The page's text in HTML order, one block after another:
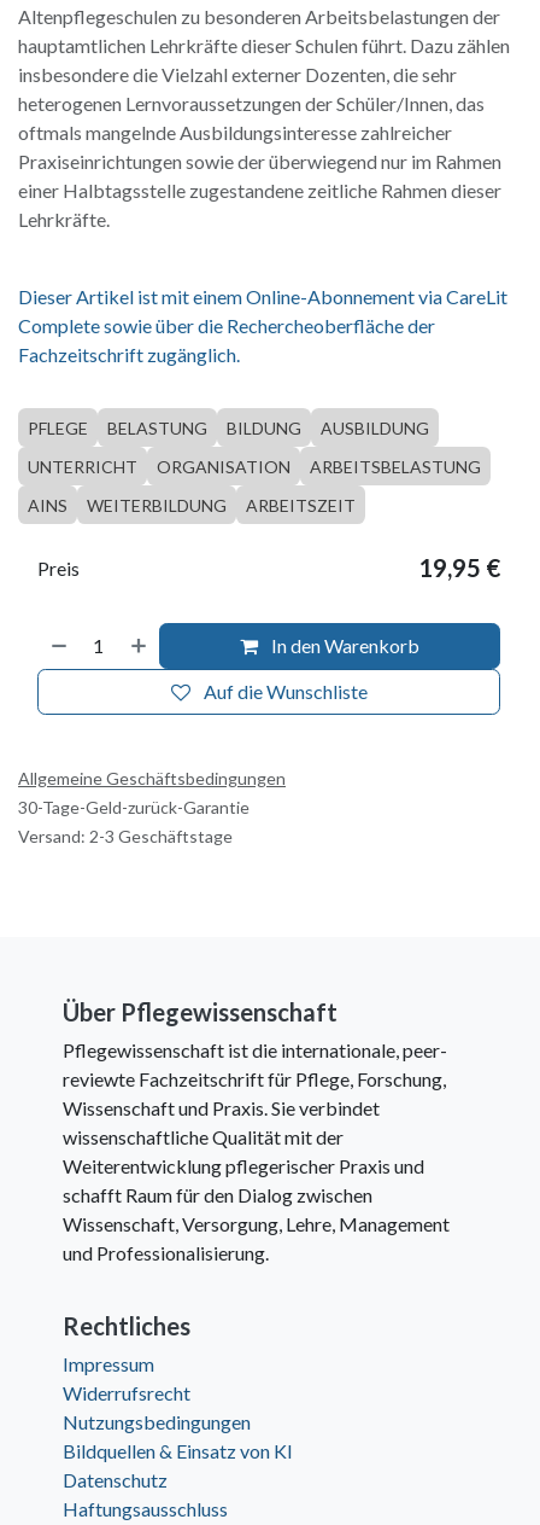
Altenpflegeschulen zu besonderen Arbeitsbelastungen der
hauptamtlichen Lehrkräfte dieser Schulen führt. Dazu zählen
insbesondere die Vielzahl externer Dozenten, die sehr
heterogenen Lernvoraussetzungen der Schüler/Innen, das
oftmals mangelnde Ausbildungsinteresse zahlreicher
Praxiseinrichtungen sowie der überwiegend nur im Rahmen
einer Halbtagsstelle zugestandene zeitliche Rahmen dieser
Lehrkräfte.
Dieser Artikel ist mit einem Online-Abonnement via CareLit
Complete sowie über die Rechercheoberfläche der
Fachzeitschrift zugänglich.
PFLEGE BELASTUNG BILDUNG
AUSBILDUNG
UNTERRICHT
ORGANISATION
ARBEITSBELASTUNG
AINS
WEITERBILDUNG ARBEITSZEIT
In den Warenkorb
Auf die Wunschliste
Preis 19,95 €
Allgemeine Geschäftsbedingungen
30-Tage-Geld-zurück-Garantie
Versand: 2-3 Geschäftstage
Über Pflegewissenschaft
Pflegewissenschaft ist die internationale, peer-
reviewte Fachzeitschrift für Pflege, Forschung,
Wissenschaft und Praxis. Sie verbindet
wissenschaftliche Qualität mit der
Weiterentwicklung pflegerischer Praxis und
schafft Raum für den Dialog zwischen
Wissenschaft, Versorgung, Lehre, Management
und Professionalisierung.
Rechtliches
Impressum
Widerrufsrecht
Nutzungsbedingungen
Bildquellen & Einsatz von KI
Datenschutz
Haftungsausschluss